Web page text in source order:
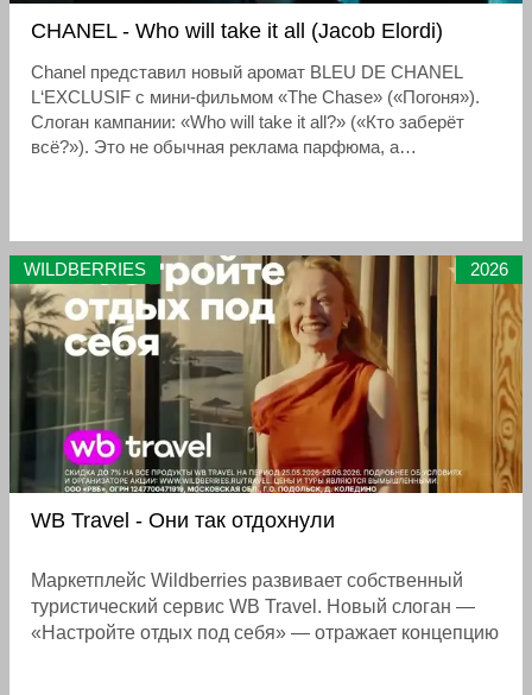
CHANEL - Who will take it all (Jacob Elordi)
Chanel представил новый аромат BLEU DE CHANEL
L‘EXCLUSIF с мини-фильмом «The Chase» («Погоня»).
Слоган кампании: «Who will take it all?» («Кто заберёт
всё?»). Это не обычная реклама парфюма, а
WILDBERRIES 2026
WB Travel - Они так отдохнули
Маркетплейс Wildberries развивает собственный
туристический сервис WB Travel. Новый слоган —
«Настройте отдых под себя» — отражает концепцию